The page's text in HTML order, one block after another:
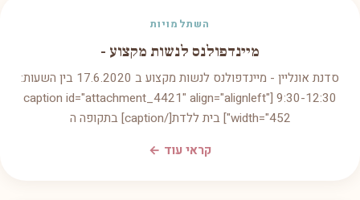
השתלמויות
מיינדפולנס לנשות מקצוע -
סדנת אונליין - מיינדפולנס לנשות מקצוע ב 17.6.2020 בין השעות:
9:30-12:30 [caption id="attachment_4421" align="alignleft"
width="452"] בית ללדת[/caption] בתקופה ה
קראי עוד ←